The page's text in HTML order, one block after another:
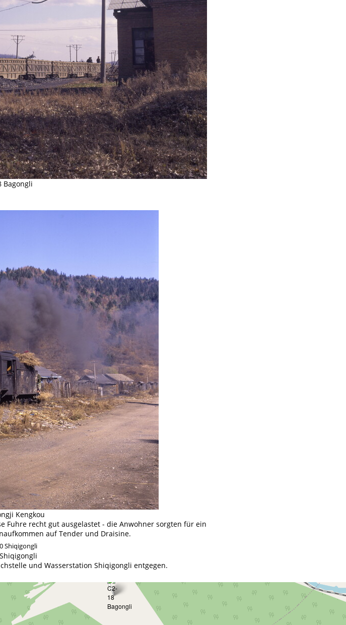
Bagongli
Kengkou
Fuhre recht gut ausgelastet - die Anwohner sorgten für ein
auf Tender und Draisine.
und Wasserstation Shiqigongli entgegen.